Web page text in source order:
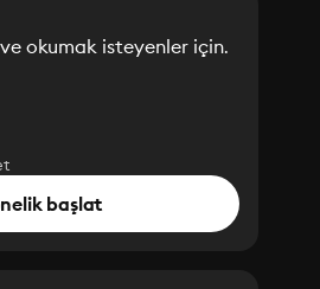
ve okumak isteyenler için.
başlat